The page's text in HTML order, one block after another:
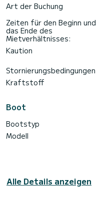
Art der Buchung
Zeiten für den Beginn und
das Ende des
Mietverhältnisses:
Kaution
Stornierungsbedingungen
Kraftstoff
Boot
Bootstyp
Modell
Alle Details anzeigen